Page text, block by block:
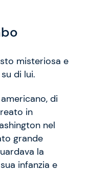
misteriosa e
di lui.
di
in
nel
grande
la
infanzia e